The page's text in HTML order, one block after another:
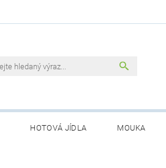
HOTOVÁ JÍDLA MOUKA